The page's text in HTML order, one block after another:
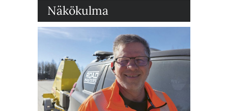
Näkökulma